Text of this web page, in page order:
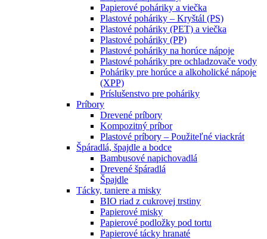
Papierové poháriky a viečka
Plastové poháriky – Kryštál (PS)
Plastové poháriky (PET) a viečka
Plastové poháriky (PP)
Plastové poháriky na horúce nápoje
Plastové poháriky pre ochladzovače vody
Poháriky pre horúce a alkoholické nápoje
(XPP)
Príslušenstvo pre poháriky
Príbory
Drevené príbory
Kompozitný príbor
Plastové príbory – Použiteľné viackrát
Špáradlá, špajdle a bodce
Bambusové napichovadlá
Drevené špáradlá
Špajdle
Tácky, taniere a misky
BIO riad z cukrovej trstiny
Papierové misky
Papierové podložky pod tortu
Papierové tácky hranaté